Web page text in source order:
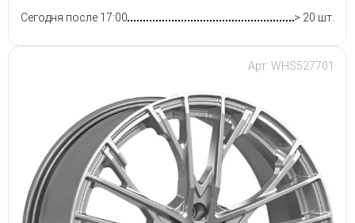
Сегодня после 17:00 > 20 шт.
Арт: WHS527701